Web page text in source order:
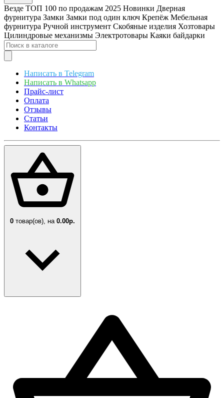
Везде ТОП 100 по продажам 2025 Новинки Дверная
фурнитура Замки Замки под один ключ Крепёж Мебельная
фурнитура Ручной инструмент Скобяные изделия Хозтовары
Цилиндровые механизмы Электротовары Каяки байдарки
Написать в Telegram
Написать в Whatsapp
Прайс-лист
Оплата
Отзывы
Статьи
Контакты
0 товар(ов), на 0.00р.